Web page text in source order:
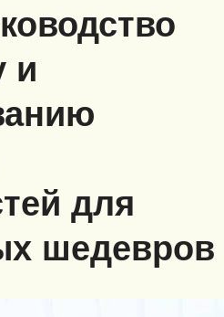
и
для
шедевров